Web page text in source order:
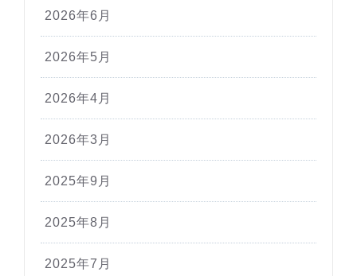
2026年6月
2026年5月
2026年4月
2026年3月
2025年9月
2025年8月
2025年7月